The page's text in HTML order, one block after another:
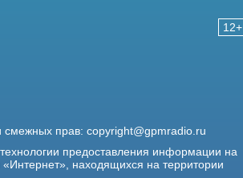
12+
смежных прав: copyright@gpmradio.ru
предоставления информации на
находящихся на территории